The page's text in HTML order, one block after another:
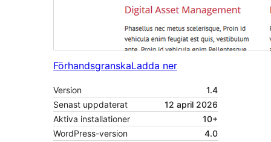
FörhandsgranskaLadda ner
Version
1.4
Senast uppdaterat
12 april 2026
Aktiva installationer
10+
WordPress-version
4.0